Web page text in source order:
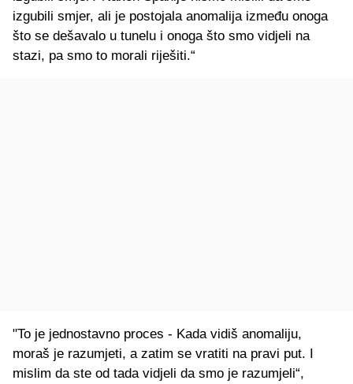
izgubili smjer, ali je postojala anomalija između onoga
što se dešavalo u tunelu i onoga što smo vidjeli na
stazi, pa smo to morali riješiti.“
"To je jednostavno proces - Kada vidiš anomaliju,
moraš je razumjeti, a zatim se vratiti na pravi put. I
mislim da ste od tada vidjeli da smo je razumjeli“,